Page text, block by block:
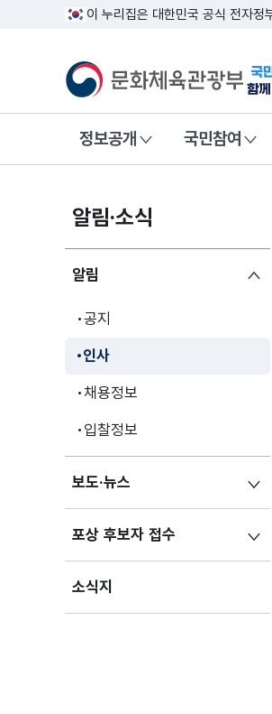
이 누리집은 대한민국 공식 전자정
문화체육관광부
정보공개 국민참여
알림·소식
알림
공지
인사
채용정보
입찰정보
보도·뉴스
포상 후보자 접수
소식지